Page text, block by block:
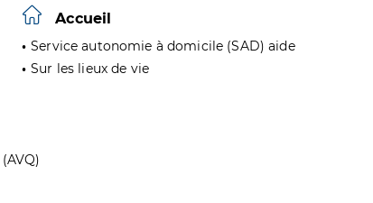
Accueil
Service autonomie à domicile (SAD) aide
Sur les lieux de vie